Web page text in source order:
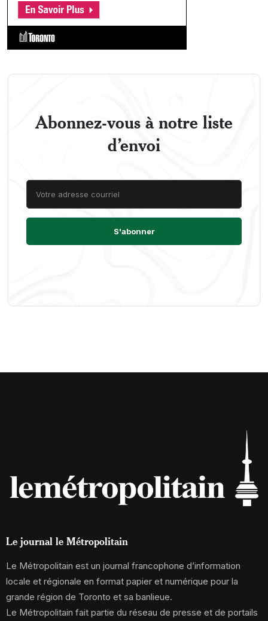
Abonnez-vous à notre liste
d’envoi
Le journal le Métropolitain
Le Métropolitain est un journal francophone d’information
locale et régionale en format papier et numérique pour la
grande région de Toronto et sa banlieue.
Le Métropolitain fait partie du réseau de presse et de portails